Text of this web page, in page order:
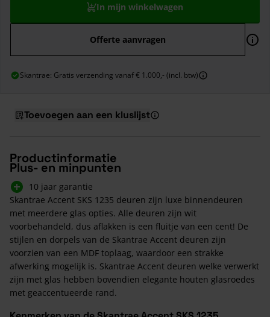
In mijn winkelwagen
Offerte aanvragen
Skantrae: Gratis verzending vanaf € 1.000,- (incl. btw)
Toevoegen aan een kluslijst
Productinformatie
Plus- en minpunten
10 jaar garantie
Skantrae Accent SKS 1235 deuren zijn luxe binnendeuren
met meerdere glas opties. Alle deuren zijn wit
voorbehandeld, dus aflakken is een fluitje van een cent! De
stijlen en dorpels van de Skantrae Accent deuren zijn
voorzien van een MDF toplaag, waardoor een strakke
afwerking mogelijk is. Skantrae Accent deuren welke verwerkt
zijn met glas hebben bovendien elegante houten glasroedes
met geaccentueerde rand.